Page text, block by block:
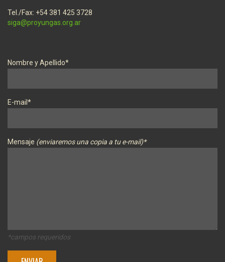
Tel./Fax: +54 381 425 3728
siga@proyungas.org.ar
Nombre y Apellido*
E-mail*
Mensaje (enviaremos una copia a tu e-mail)*
*campos requeridos